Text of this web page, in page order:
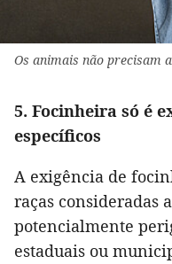
Os animais não precisam
5. Focinheira só é
específicos
A exigência de
raças consideradas
potencialmente
estaduais ou